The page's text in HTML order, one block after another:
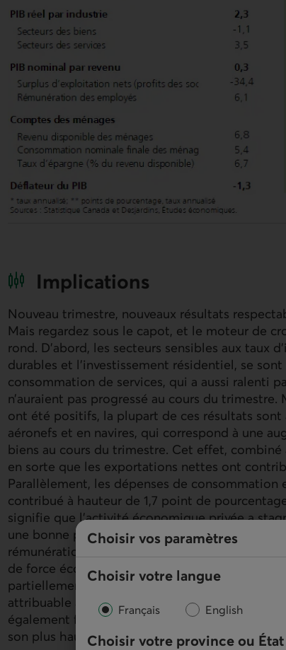
Choisir vos paramètres
Choisir votre langue
Français English
Choisir votre province ou État
Implications
Nouveau trimestre, nouveaux résultats
Mais regardez sous le capot, et le moteur de
rond. D’abord, les secteurs sensibles aux taux
durables et l’investissement résidentiel, se
consommation de services, qui a aussi ralenti
n’auraient pas progressé au cours du
ont été positifs, la plupart de ces résultats sont
aéronefs et en navires, qui correspond à une
biens au cours du trimestre. Cet effet,
en sorte que les exportations nettes ont
Parallèlement, les dépenses de
contribué à hauteur de 1,7 point de
signifie que l’activité économique privée a
une bonne partie de l’augmentation des
rémunération plus élevée des fonctionnaires,
de force économique. Du côté des bonnes
partiellement effacé les pertes du premier
attribuable au secteur de l’extraction de
également fait de bons progrès, contribuant à
son plus haut niveau depuis 1996, lorsqu’on